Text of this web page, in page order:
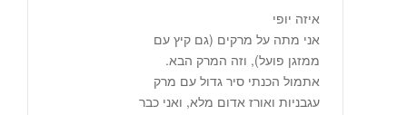
איזה יופי
אני מתה על מרקים (גם קיץ עם
ממזגן פועל), וזה המרק הבא.
אתמול הכנתי סיר גדול עם מרק
עגבניות ואורז אדום מלא, ואני כבר